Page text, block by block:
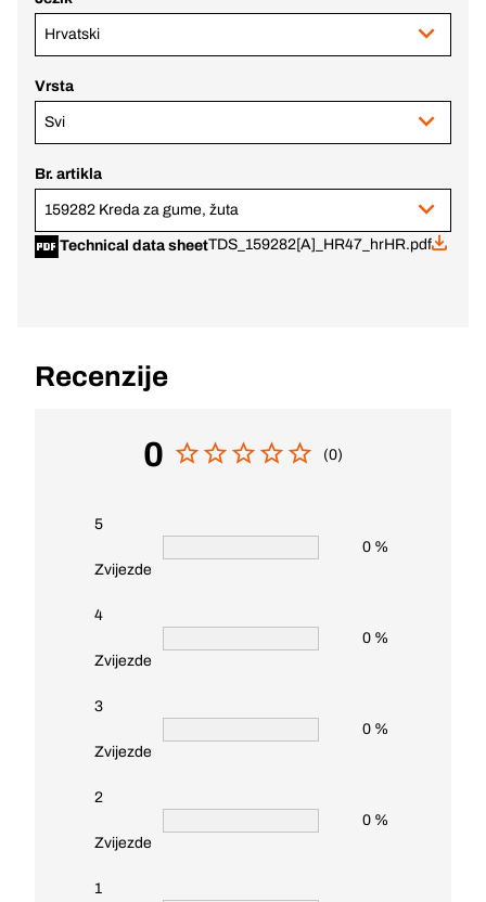
Hrvatski
Vrsta
Svi
Br. artikla
159282 Kreda za gume, žuta
Technical data sheetTDS_159282[A]_HR47_hrHR.pdf
Recenzije
0 (0)
5
Zvijezde
0 %
4
Zvijezde
0 %
3
Zvijezde
0 %
2
Zvijezde
0 %
1